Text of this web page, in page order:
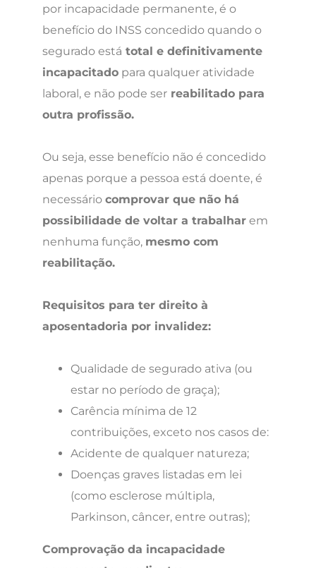
por incapacidade permanente, é o
benefício do INSS concedido quando o
segurado está total e definitivamente
incapacitado para qualquer atividade
laboral, e não pode ser reabilitado para
outra profissão.
Ou seja, esse benefício não é concedido
apenas porque a pessoa está doente, é
necessário comprovar que não há
possibilidade de voltar a trabalhar em
nenhuma função, mesmo com
reabilitação.
Requisitos para ter direito à
aposentadoria por invalidez:
Qualidade de segurado ativa (ou
estar no período de graça);
Carência mínima de 12
contribuições, exceto nos casos de:
Acidente de qualquer natureza;
Doenças graves listadas em lei
(como esclerose múltipla,
Parkinson, câncer, entre outras);
Comprovação da incapacidade